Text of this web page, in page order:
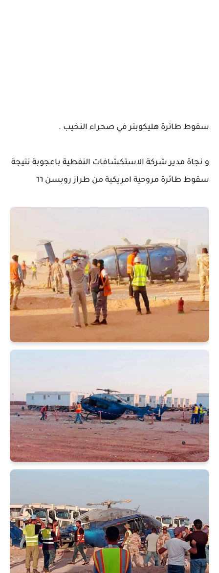
سقوط طائرة هليكوبتر في صحراء النخيب .
و نجاة مدير شركة الاستكشافات النفطية باعجوبة نتيجة
سقوط طائرة مروحية امريكية من طراز روبسن ٦٦